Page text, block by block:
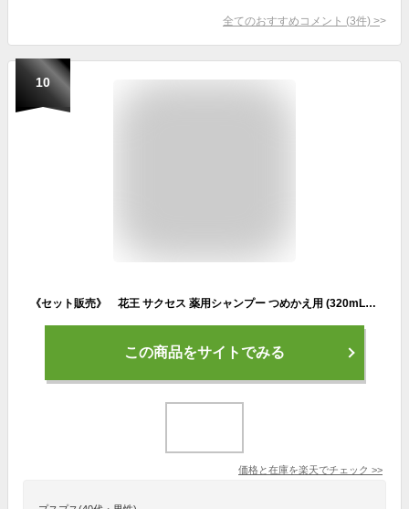
全てのおすすめコメント (3件) >
10
《セット販売》 花王 サクセス 薬用シャンプー つめかえ用 (320mL)×3個セット 詰め替え用 男性用 メンズシャンプー 【医薬部外品】
この商品をサイトでみる
価格と在庫を楽天でチェック >>